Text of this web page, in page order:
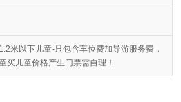
米以下儿童-只包含车位费加导游服务费，
买儿童价格产生门票需自理！